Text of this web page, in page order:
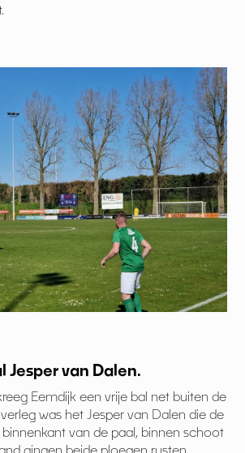
Jesper van Dalen.
Eemdijk een vrije bal net buiten de
was het Jesper van Dalen die de
binnenkant van de paal, binnen schoot
gingen beide ploegen rusten.